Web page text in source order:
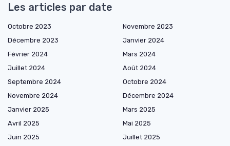
Les articles par date
Octobre 2023
Novembre 2023
Décembre 2023
Janvier 2024
Février 2024
Mars 2024
Juillet 2024
Août 2024
Septembre 2024
Octobre 2024
Novembre 2024
Décembre 2024
Janvier 2025
Mars 2025
Avril 2025
Mai 2025
Juin 2025
Juillet 2025